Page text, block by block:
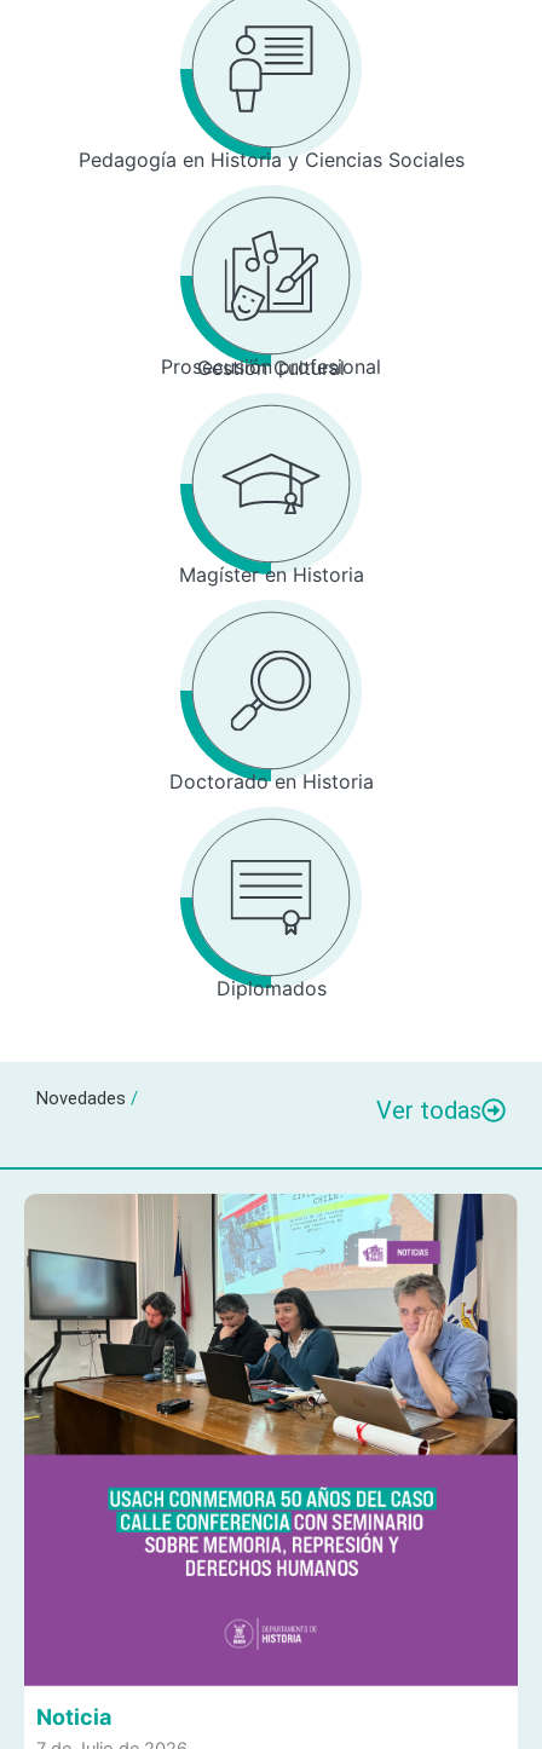
Pedagogía en Historia y Ciencias Sociales
Prosecusión profesional
Gestión Cultural
Magíster en Historia
Doctorado en Historia
Diplomados
Novedades / Ver todas
Noticia